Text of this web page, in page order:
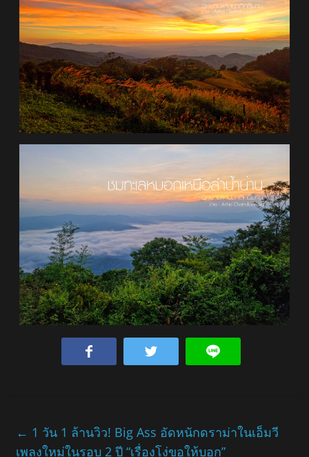
← 1 วัน 1 ล้านวิว! Big Ass อัดหนักดราม่าในเอ็มวี
เพลงใหม่ในรอบ 2 ปี “เรื่องโง่ขอให้บอก”